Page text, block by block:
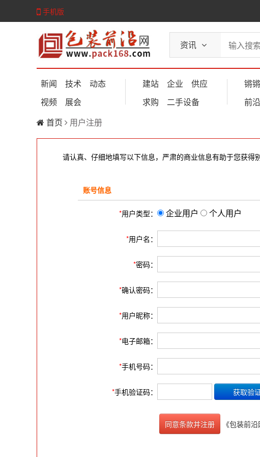
手机版
资讯
新闻 技术
动态
视频
展会
建站 企业
供应
求购
二手设备
锵
前
首页
用户注册
请认真、仔细地填写以下信息，严肃的商业信息有助于您获得
账号信息
*用户类型： 企业用户 个人用户
*用户名：
*密码：
*确认密码：
*用户昵称：
*电子邮箱：
*手机号码：
*手机验证码：
同意条款并注册 《包装前